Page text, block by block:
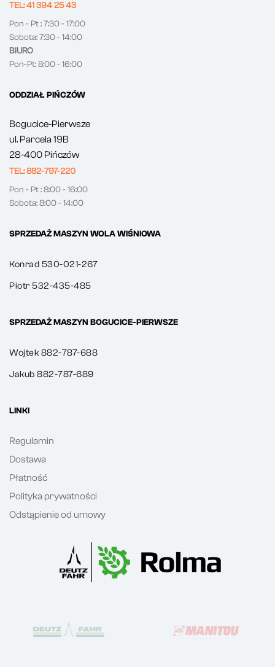
TEL: 41 394 25 43
Pon - Pt : 7:30 - 17:00
Sobota: 7:30 - 14:00
BIURO
Pon-Pt: 8:00 - 16:00
ODDZIAŁ PIŃCZÓW
Bogucice-Pierwsze
ul. Parcela 19B
28-400 Pińczów
TEL: 882-797-220
Pon - Pt : 8:00 - 16:00
Sobota: 8:00 - 14:00
SPRZEDAŻ MASZYN WOLA WIŚNIOWA
Konrad 530-021-267
Piotr 532-435-485
SPRZEDAŻ MASZYN BOGUCICE-PIERWSZE
Wojtek 882-787-688
Jakub 882-787-689
LINKI
Regulamin
Dostawa
Płatność
Polityka prywatności
Odstąpienie od umowy